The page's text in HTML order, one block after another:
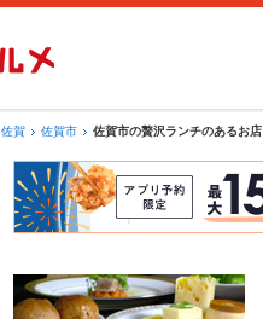
佐賀 佐賀市 佐賀市の贅沢ランチのあるお店